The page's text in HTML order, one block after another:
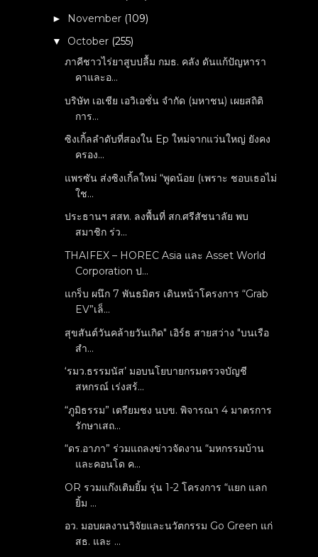
► November (109)
▼ October (255)
ภาคีชาวไร่ยาสูบปลื้ม กมธ. คลัง ดันแก้ปัญหารา
คาและอ...
บริษัท เอเชีย เอวิเอชั่น จำกัด (มหาชน) เผยสถิติ
การ...
ซิงเกิ้ลลำดับที่สองใน Ep ใหม่จากแว่นใหญ่ ยังคง
ครอง...
แพรซัน ส่งซิงเกิ้ลใหม่ “พูดน้อย (เพราะ ชอบเธอไม่
ใช...
ประธานฯ สสท. ลงพื้นที่ สก.ศรีสัชนาลัย พบ
สมาชิก ร่ว...
THAIFEX – HOREC Asia และ Asset World
Corporation ป...
แกร็บ ผนึก 7 พันธมิตร เดินหน้าโครงการ “Grab
EV”เล็...
สุขสันต์วันคล้ายวันเกิด" เอิร์ธ สายสว่าง "บนเรือ
สำ...
‘รมว.ธรรมนัส’ มอบนโยบายกรมตรวจบัญชี
สหกรณ์ เร่งสร้...
“ภูมิธรรม” เตรียมชง นบข. พิจารณา 4 มาตรการ
รักษาเสถ...
“ดร.อาภา” ร่วมแถลงข่าวจัดงาน “มหกรรมบ้าน
และคอนโด ค...
OR รวมแก๊งเติมยิ้ม รุ่น 1-2 โครงการ “แยก แลก
ยิ้ม ...
อว. มอบผลงานวิจัยและนวัตกรรม Go Green แก่
สธ. และ ...